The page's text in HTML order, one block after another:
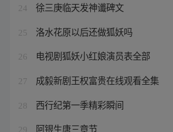
24 徐三庚临天发神谶碑文
25 洛水花原以后还做狐妖吗
26 电视剧狐妖小红娘演员表全部
27 成毅新剧王权富贵在线观看全集
28 西行纪第一季精彩瞬间
29 阿银生唐三章节